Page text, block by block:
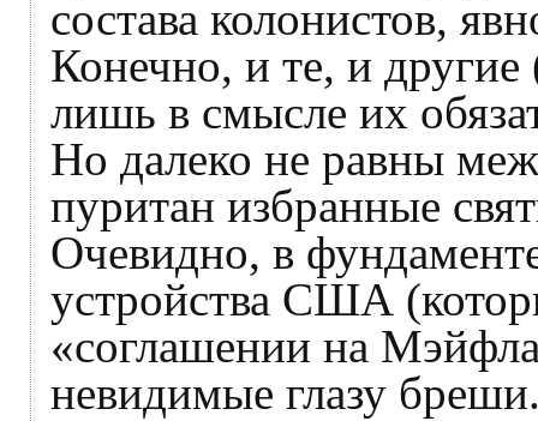
состава колонистов,
Конечно, и те, и
лишь в смысле их
Но далеко не равны
пуритан избранные
Очевидно, в
устройства США
«соглашении на
невидимые глазу